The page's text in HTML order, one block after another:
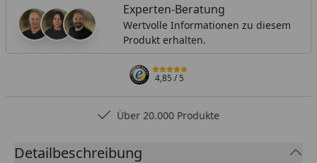
Experten-Beratung
Wertvolle Informationen zu diesem
Produkt erhalten.
4,85/ 5
Über 20.000 Produkte
Detailbeschreibung